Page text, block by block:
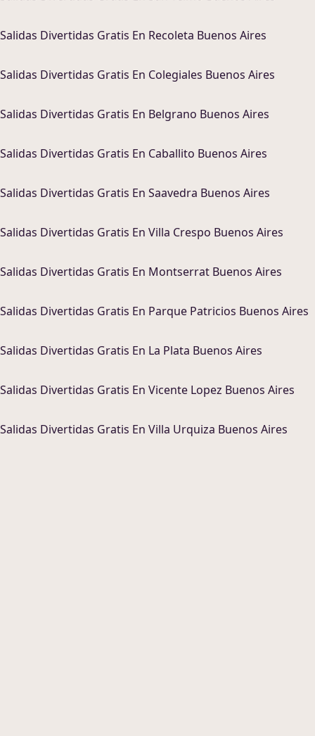
Salidas Divertidas Gratis En Recoleta Buenos Aires
Salidas Divertidas Gratis En Colegiales Buenos Aires
Salidas Divertidas Gratis En Belgrano Buenos Aires
Salidas Divertidas Gratis En Caballito Buenos Aires
Salidas Divertidas Gratis En Saavedra Buenos Aires
Salidas Divertidas Gratis En Villa Crespo Buenos Aires
Salidas Divertidas Gratis En Montserrat Buenos Aires
Salidas Divertidas Gratis En Parque Patricios Buenos Aires
Salidas Divertidas Gratis En La Plata Buenos Aires
Salidas Divertidas Gratis En Vicente Lopez Buenos Aires
Salidas Divertidas Gratis En Villa Urquiza Buenos Aires